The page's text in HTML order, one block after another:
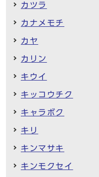
カツラ
カナメモチ
カヤ
カリン
キウイ
キッコウチク
キャラボク
キリ
キンマサキ
キンモクセイ